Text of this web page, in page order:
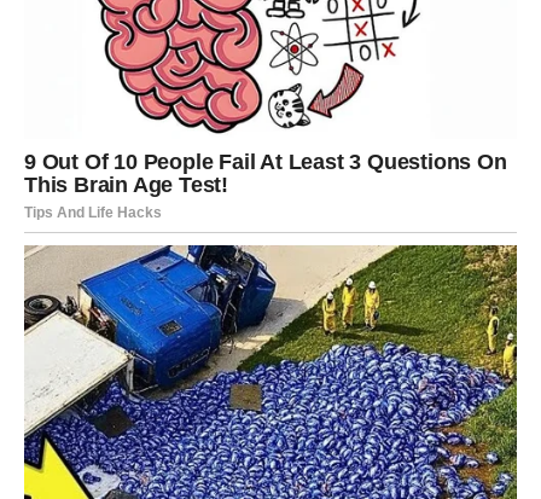
Dobrota vam se vraća kroz ljubav
Pred vama su trenuci koje ćete dugo pamtiti.
ŠKORPIJA
Pred vama je veliki finansijski ili poslovni preokret.
Ono što je dugo bilo blokirano sada konačno dolazi na
svoje mjesto.
Karma vam donosi zasluženi uspjeh
Pred vama su veoma snažni trenuci.